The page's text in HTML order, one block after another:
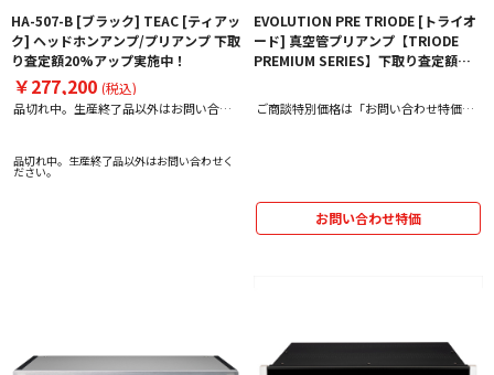
HA-507-B [ブラック] TEAC [ティアッ
ク] ヘッドホンアンプ/プリアンプ 下取
り査定額20%アップ実施中！
￥277,200 (税込)
品切れ中。生産終了品以外はお問い合わ
品切れ中。生産終了品以外はお問い合わせく
ださい。
EVOLUTION PRE TRIODE [トライオ
ード] 真空管プリアンプ【TRIODE
PREMIUM SERIES】下取り査定額
い合わせ用ページ】
ご商談特別価格は「お問い合わせ特価」
お問い合わせ特価